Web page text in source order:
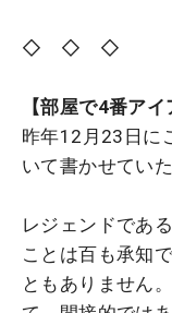
◇ ◇ ◇
【部屋で4番ア
昨年12月23日に
いて書かせてい
レジェンドであ
ことは百も承知
ともありません